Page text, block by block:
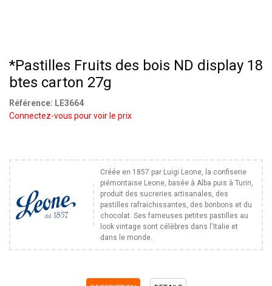
*Pastilles Fruits des bois ND display 18
btes carton 27g
Référence: LE3664
Connectez-vous pour voir le prix
Créée en 1857 par Luigi Leone, la confiserie
piémontaise Leone, basée à Alba puis à Turin,
produit des sucreries artisanales, des
pastilles rafraichissantes, des bonbons et du
chocolat. Ses fameuses petites pastilles au
look vintage sont célèbres dans l'Italie et
dans le monde.